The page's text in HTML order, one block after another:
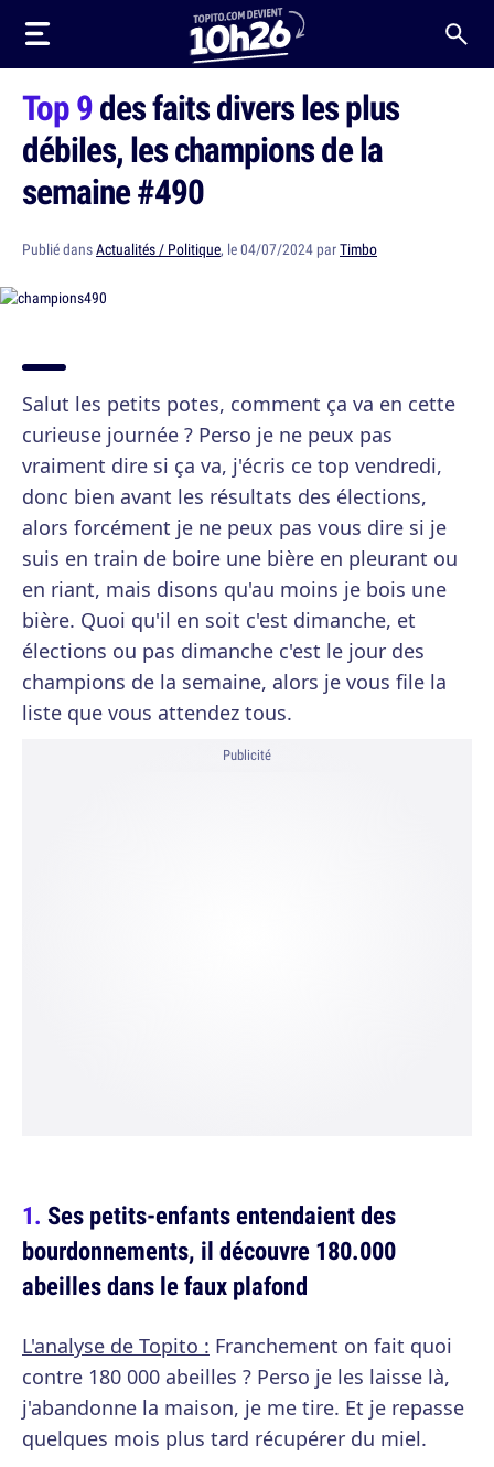
Top 9des faits divers les plus
débiles, les champions de la
semaine #490
Publié dansActualités / Politique, le 04/07/2024 parTimbo
Salut les petits potes, comment ça va en cette
curieuse journée ? Perso je ne peux pas
vraiment dire si ça va, j'écris ce top vendredi,
donc bien avant les résultats des élections,
alors forcément je ne peux pas vous dire si je
suis en train de boire une bière en pleurant ou
en riant, mais disons qu'au moins je bois une
bière. Quoi qu'il en soit c'est dimanche, et
élections ou pas dimanche c'est le jour des
champions de la semaine, alors je vous file la
liste que vous attendez tous.
Publicité
Ses petits-enfants entendaient des
bourdonnements, il découvre 180.000
abeilles dans le faux plafond
L'analyse de Topito : Franchement on fait quoi
contre 180 000 abeilles ? Perso je les laisse là,
j'abandonne la maison, je me tire. Et je repasse
quelques mois plus tard récupérer du miel.